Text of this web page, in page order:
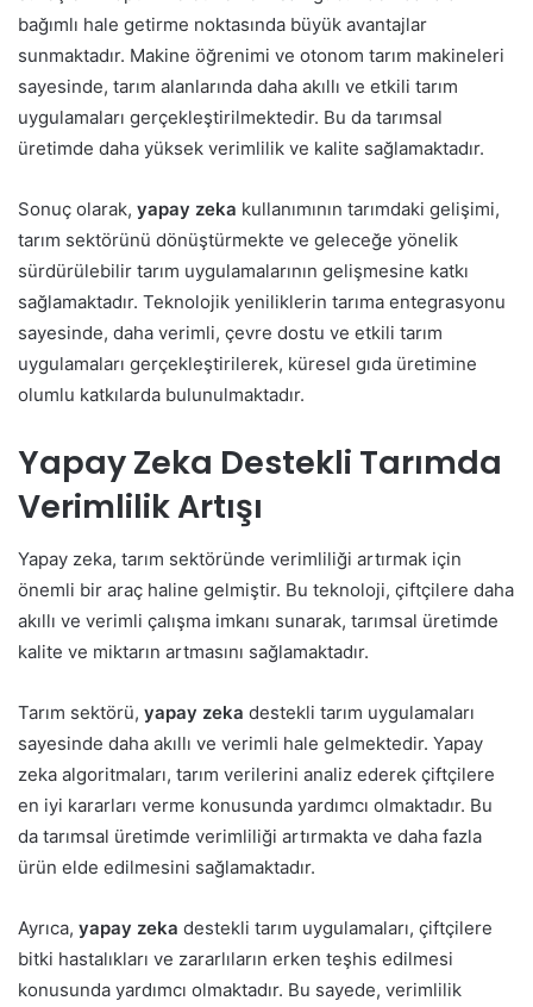
bağımlı hale getirme noktasında büyük avantajlar
sunmaktadır. Makine öğrenimi ve otonom tarım makineleri
sayesinde, tarım alanlarında daha akıllı ve etkili tarım
uygulamaları gerçekleştirilmektedir. Bu da tarımsal
üretimde daha yüksek verimlilik ve kalite sağlamaktadır.
Sonuç olarak, yapay zeka kullanımının tarımdaki gelişimi,
tarım sektörünü dönüştürmekte ve geleceğe yönelik
sürdürülebilir tarım uygulamalarının gelişmesine katkı
sağlamaktadır. Teknolojik yeniliklerin tarıma entegrasyonu
sayesinde, daha verimli, çevre dostu ve etkili tarım
uygulamaları gerçekleştirilerek, küresel gıda üretimine
olumlu katkılarda bulunulmaktadır.
Yapay Zeka Destekli Tarımda
Verimlilik Artışı
Yapay zeka, tarım sektöründe verimliliği artırmak için
önemli bir araç haline gelmiştir. Bu teknoloji, çiftçilere daha
akıllı ve verimli çalışma imkanı sunarak, tarımsal üretimde
kalite ve miktarın artmasını sağlamaktadır.
Tarım sektörü, yapay zeka destekli tarım uygulamaları
sayesinde daha akıllı ve verimli hale gelmektedir. Yapay
zeka algoritmaları, tarım verilerini analiz ederek çiftçilere
en iyi kararları verme konusunda yardımcı olmaktadır. Bu
da tarımsal üretimde verimliliği artırmakta ve daha fazla
ürün elde edilmesini sağlamaktadır.
Ayrıca, yapay zeka destekli tarım uygulamaları, çiftçilere
bitki hastalıkları ve zararlıların erken teşhis edilmesi
konusunda yardımcı olmaktadır. Bu sayede, verimlilik